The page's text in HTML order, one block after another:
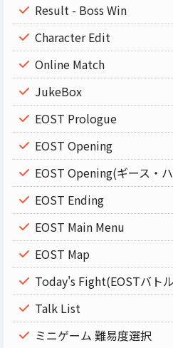
Result - Boss Win
Character Edit
Online Match
JukeBox
EOST Prologue
EOST Opening
EOST Opening(ギース・
EOST Ending
EOST Main Menu
EOST Map
Today's Fight(EOSTバト
Talk List
ミニゲーム 難易度選択